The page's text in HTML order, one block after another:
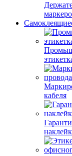
кабеля